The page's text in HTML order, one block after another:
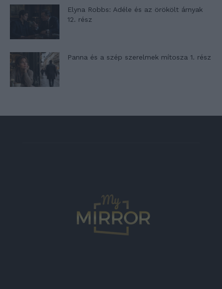
Elyna Robbs: Adéle és az örökölt árnyak
12. rész
Panna és a szép szerelmek mítosza 1. rész